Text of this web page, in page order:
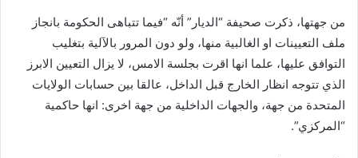
من جهتها، ذكرت صحيفة “الديار” أنّه “فيما تتباهى الحكومة بانجاز
ملف التعيينات او الغالبية منها، ولو دون المرور بالآلية بتغليب
التوافق عليها، علما انها اقرت بجلسة الامس، لا يزال التعيين الابرز
الذي تتوجه انظار الخارج قبل الداخل، عالقا بين حسابات الولايات
المتحدة من جهة، والجهات الداخلية من جهة اخرى: انها حاكمية
“المركزي”.